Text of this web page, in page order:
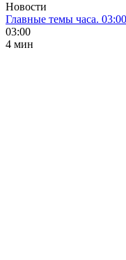
Новости
Главные темы часа. 03:00
03:00
4 мин